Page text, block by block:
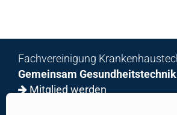
Fachvereinigung
Gemeinsam
Mitglied werden